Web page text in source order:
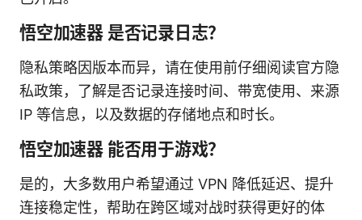
悟空加速器 是否记录日志？
隐私策略因版本而异，请在使用前仔细阅读官方隐
私政策，了解是否记录连接时间、带宽使用、来源
IP 等信息，以及数据的存储地点和时长。
悟空加速器 能否用于游戏？
是的，大多数用户希望通过 VPN 降低延迟、提升
连接稳定性，帮助在跨区域对战时获得更好的体